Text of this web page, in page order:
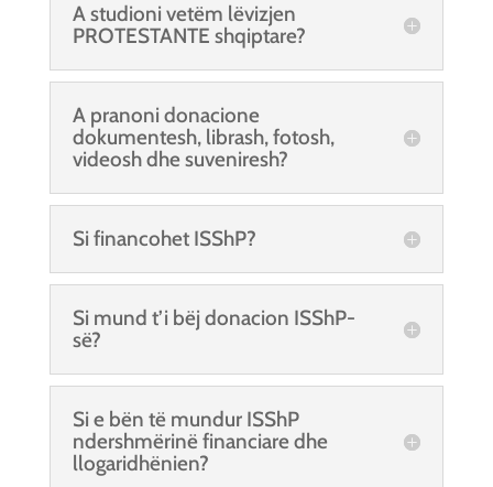
A studioni vetëm lëvizjen
PROTESTANTE shqiptare?
A pranoni donacione
dokumentesh, librash, fotosh,
videosh dhe suveniresh?
Si financohet ISShP?
Si mund t’i bëj donacion ISShP-
së?
Si e bën të mundur ISShP
ndershmërinë financiare dhe
llogaridhënien?